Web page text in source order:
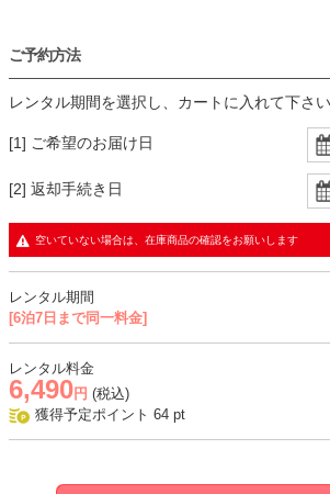
コーデのポイント
ーデが完成します。
シャンパンカラーの小物やネックレスをプラ
ティーシーンにもぴったりの装いです。
・シフォン生地に同色裏地の二枚重ね
・トップス部分のみレース生地を重ね、袖に透
おすすめシーン
結婚式、二次会、謝恩会、成人式、同窓会、パ
ご予約方法
レンタル期間を選択し、カートに入れて下さい
[1] ご希望のお届け日
[2] 返却手続き日
空いていない場合は、在庫商品の確認をお願いします
レンタル期間
[6泊7日まで同一料金]
レンタル料金
6,490 円 (税込)
獲得予定ポイント 64 pt